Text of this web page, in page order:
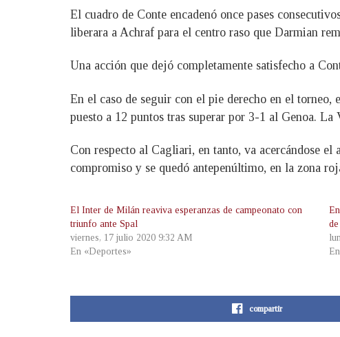
El cuadro de Conte encadenó once pases
liberara a Achraf para el centro raso que Darmian
Una acción que dejó completamente satisfecho a
En el caso de seguir con el pie derecho en el torneo,
puesto a 12 puntos tras superar por 3-1 al Genoa.
Con respecto al Cagliari, en tanto, va acercándose
compromiso y se quedó antepenúltimo, en la zona
El Inter de Milán reaviva esperanzas de campeonato con
triunfo ante Spal
viernes, 17 julio 2020 9:32 AM
En «Deportes»
compartir